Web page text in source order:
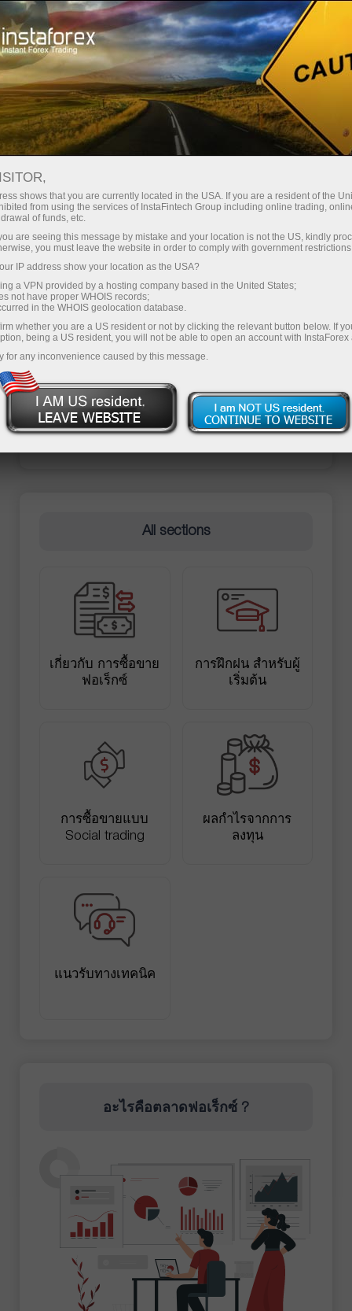
สำหรับผู้เริ่มต้นใหม่ วิธีการเริ่มต้นการซื้อขาย
วิธีเริ่มต้นการซื้อขาย Forex
สำหรับผู้เริ่มต้น
Ekaterina Stikhina
ผู้อำนวยการจาก InstaForex TV*
All sections
เกี่ยวกับ การซื้อขาย
ฟอเร็กซ์
การฝึกฝน สำหรับผู้
เริ่มต้น
การซื้อขายแบบ
Social trading
ผลกำไรจากการ
ลงทุน
แนวรับทางเทคนิค
อะไรคือตลาดฟอเร็กซ์ ?
shows that you are currently located in the USA. If you are a resident of the
from using the services of InstaFintech Group including online trading,
of funds, etc.
are seeing this message by mistake and your location is not the US, kindly
you must leave the website in order to comply with government
IP address show your location as the USA?
a VPN provided by a hosting company based in the United States;
not have proper WHOIS records;
in the WHOIS geolocation database.
whether you are a US resident or not by clicking the relevant button below. If
being a US resident, you will not be able to open an account with InstaForex
for any inconvenience caused by this message.